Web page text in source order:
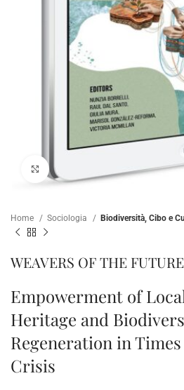
Clicca per ampliare
Home Sociologia Biodiversità, Cibo e
WEAVERS OF THE FUTURE
Empowerment of
Heritage and
Regeneration in
Crisis